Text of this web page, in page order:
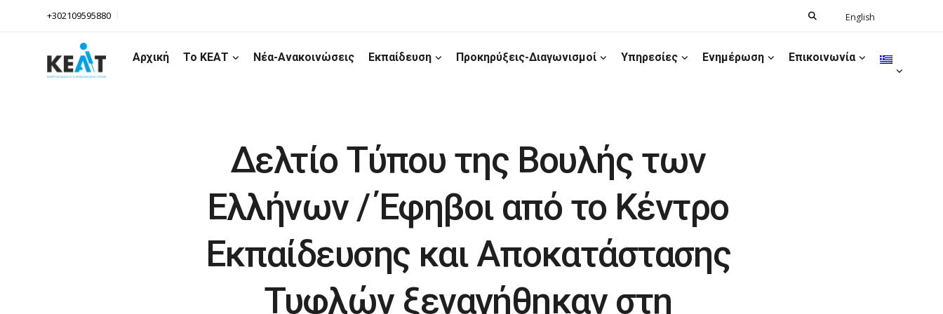
SearchEnglish
+302109595880
Αρχική Το ΚΕΑΤ Νέα-Ανακοινώσεις Εκπαίδευση Προκηρύξεις-Διαγωνισμοί Υπηρεσίες Ενημέρωση Επικοινωνία
Δελτίο Τύπου της Βουλής των
Ελλήνων / Έφηβοι από το Κέντρο
Εκπαίδευσης και Αποκατάστασης
Τυφλών ξεναγήθηκαν στη